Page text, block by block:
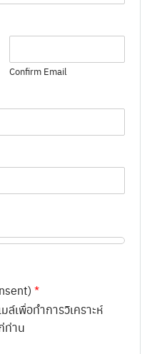
Confirm Email
*
ล์เพื่อทำการวิเคราะห์
ท่าน